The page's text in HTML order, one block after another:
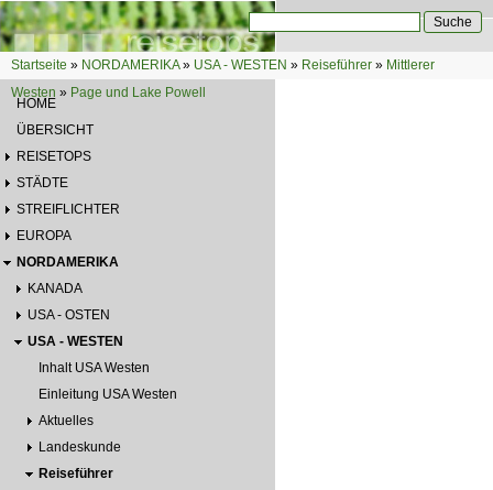
Direkt zum Inhalt
Suchformular
Sie sind hier
Startseite » NORDAMERIKA» USA - WESTEN » Reiseführer » Mittlerer
Westen » Page und Lake Powell
HOME
ÜBERSICHT
REISETOPS
STÄDTE
STREIFLICHTER
EUROPA
NORDAMERIKA
KANADA
USA - OSTEN
USA - WESTEN
Inhalt USA Westen
Einleitung USA Westen
Aktuelles
Landeskunde
Reiseführer